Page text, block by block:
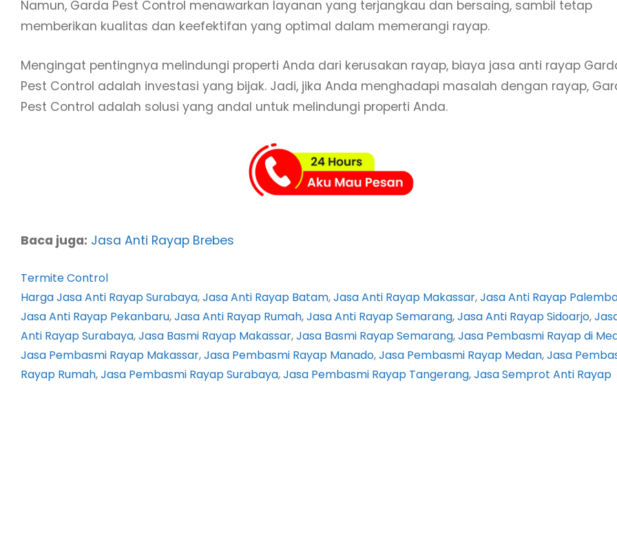
Namun, Garda Pest Control menawarkan layanan yang terjangkau dan bersaing, sambil tetap
memberikan kualitas dan keefektifan yang optimal dalam memerangi rayap.
Mengingat pentingnya melindungi properti Anda dari kerusakan rayap, biaya jasa anti rayap
Pest Control adalah investasi yang bijak. Jadi, jika Anda menghadapi masalah dengan rayap,
Pest Control adalah solusi yang andal untuk melindungi properti Anda.
Baca juga: Jasa Anti Rayap Brebes
Termite Control
Harga Jasa Anti Rayap Surabaya, Jasa Anti Rayap Batam, Jasa Anti Rayap Makassar, Jasa Anti Rayap
Jasa Anti Rayap Pekanbaru, Jasa Anti Rayap Rumah, Jasa Anti Rayap Semarang, Jasa Anti Rayap Sidoarjo,
Anti Rayap Surabaya, Jasa Basmi Rayap Makassar, Jasa Basmi Rayap Semarang, Jasa Pembasmi Rayap di
Jasa Pembasmi Rayap Makassar, Jasa Pembasmi Rayap Manado, Jasa Pembasmi Rayap Medan, Jasa
Rayap Rumah, Jasa Pembasmi Rayap Surabaya, Jasa Pembasmi Rayap Tangerang, Jasa Semprot Anti Rayap